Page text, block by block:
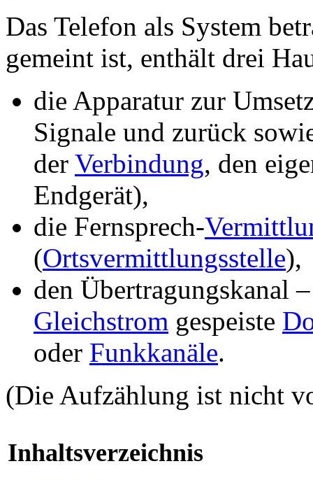
Das Telefon als System
gemeint ist, enthält drei
die Apparatur zur
Signale und zurück
der Verbindung, den
Endgerät),
die Fernsprech-
(Ortsvermittlungsstelle),
den Übertragungskanal
Gleichstrom gespeiste
oder Funkkanäle.
(Die Aufzählung ist nicht
Inhaltsverzeichnis